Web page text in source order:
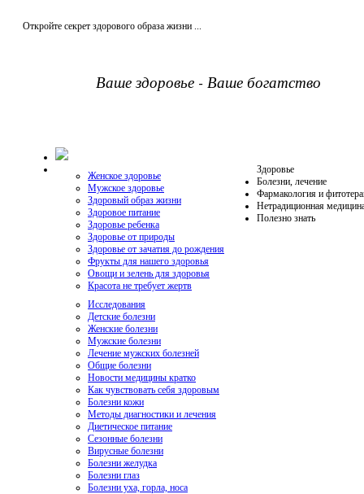
Откройте секрет здорового образа жизни ...
Ваше здоровье - Ваше богатство
Здоровье
Женское здоровье
Мужское здоровье
Здоровый образ жизни
Здоровое питание
Здоровье ребенка
Здоровье от природы
Здоровье от зачатия до рождения
Фрукты для нашего здоровья
Овощи и зелень для здоровья
Красота не требует жертв
Болезни, лечение
Исследования
Детские болезни
Женские болезни
Мужские болезни
Лечение мужских болезней
Общие болезни
Новости медицины кратко
Как чувствовать себя здоровым
Болезни кожи
Методы диагностики и лечения
Диетическое питание
Сезонные болезни
Вирусные болезни
Болезни желудка
Болезни глаз
Болезни уха, горла, носа
Фармакология и
Нетрадиционная
Полезно знать